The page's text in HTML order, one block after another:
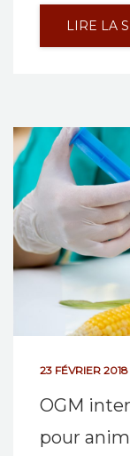
LIRE LA
23 FÉVRIER 2018
OGM
pour